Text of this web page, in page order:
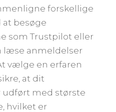
forskellige
at besøge
som Trustpilot eller
læse anmeldelser
vælge en erfaren
at dit
udført med største
hvilket er